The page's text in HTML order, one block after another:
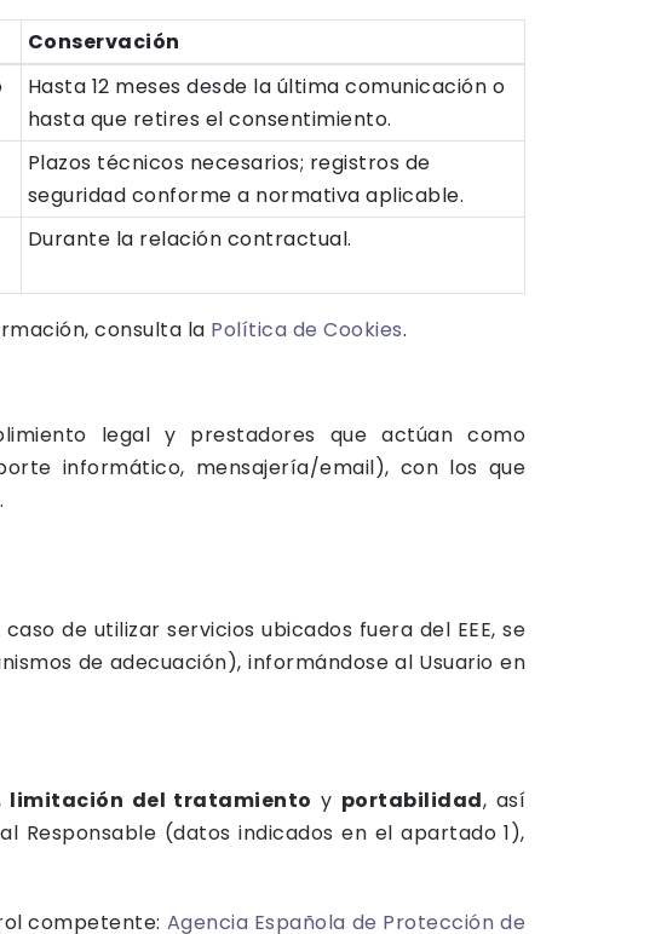
Conservación
Hasta 12 meses desde la última comunicación o
hasta que retires el consentimiento.
Plazos técnicos necesarios; registros de
seguridad conforme a normativa aplicable.
Durante la relación contractual.
consulta la Política de Cookies.
legal y prestadores que actúan como
informático, mensajería/email), con los que
de utilizar servicios ubicados fuera del EEE, se
de adecuación), informándose al Usuario en
limitación del tratamiento y portabilidad, así
Responsable (datos indicados en el apartado 1),
competente: Agencia Española de Protección de